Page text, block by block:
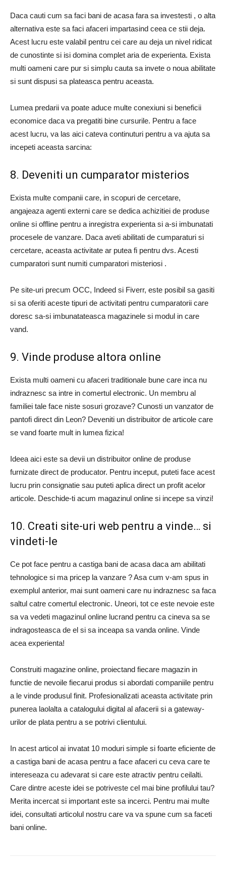
Daca cauti cum sa faci bani de acasa fara sa investesti , o alta
alternativa este sa faci afaceri impartasind ceea ce stii deja.
Acest lucru este valabil pentru cei care au deja un nivel ridicat
de cunostinte si isi domina complet aria de experienta. Exista
multi oameni care pur si simplu cauta sa invete o noua abilitate
si sunt dispusi sa plateasca pentru aceasta.
Lumea predarii va poate aduce multe conexiuni si beneficii
economice daca va pregatiti bine cursurile. Pentru a face
acest lucru, va las aici cateva continuturi pentru a va ajuta sa
incepeti aceasta sarcina:
8. Deveniti un cumparator misterios
Exista multe companii care, in scopuri de cercetare,
angajeaza agenti externi care se dedica achizitiei de produse
online si offline pentru a inregistra experienta si a-si imbunatati
procesele de vanzare. Daca aveti abilitati de cumparaturi si
cercetare, aceasta activitate ar putea fi pentru dvs. Acesti
cumparatori sunt numiti cumparatori misteriosi .
Pe site-uri precum OCC, Indeed si Fiverr, este posibil sa gasiti
si sa oferiti aceste tipuri de activitati pentru cumparatorii care
doresc sa-si imbunatateasca magazinele si modul in care
vand.
9. Vinde produse altora online
Exista multi oameni cu afaceri traditionale bune care inca nu
indraznesc sa intre in comertul electronic. Un membru al
familiei tale face niste sosuri grozave? Cunosti un vanzator de
pantofi direct din Leon? Deveniti un distribuitor de articole care
se vand foarte mult in lumea fizica!
Ideea aici este sa devii un distribuitor online de produse
furnizate direct de producator. Pentru inceput, puteti face acest
lucru prin consignatie sau puteti aplica direct un profit acelor
articole. Deschide-ti acum magazinul online si incepe sa vinzi!
10. Creati site-uri web pentru a vinde… si
vindeti-le
Ce pot face pentru a castiga bani de acasa daca am abilitati
tehnologice si ma pricep la vanzare ? Asa cum v-am spus in
exemplul anterior, mai sunt oameni care nu indraznesc sa faca
saltul catre comertul electronic. Uneori, tot ce este nevoie este
sa va vedeti magazinul online lucrand pentru ca cineva sa se
indragosteasca de el si sa inceapa sa vanda online. Vinde
acea experienta!
Construiti magazine online, proiectand fiecare magazin in
functie de nevoile fiecarui produs si abordati companiile pentru
a le vinde produsul finit. Profesionalizati aceasta activitate prin
punerea laolalta a catalogului digital al afacerii si a gateway-
urilor de plata pentru a se potrivi clientului.
In acest articol ai invatat 10 moduri simple si foarte eficiente de
a castiga bani de acasa pentru a face afaceri cu ceva care te
intereseaza cu adevarat si care este atractiv pentru ceilalti.
Care dintre aceste idei se potriveste cel mai bine profilului tau?
Merita incercat si important este sa incerci. Pentru mai multe
idei, consultati articolul nostru care va va spune cum sa faceti
bani online.